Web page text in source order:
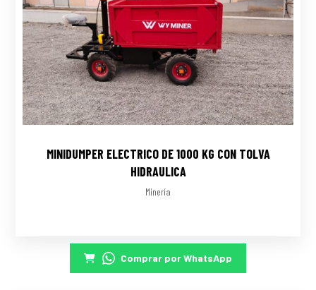
MINIDUMPER ELECTRICO DE 1000 KG CON TOLVA
HIDRAULICA
Minería
Comprar por WhatsApp